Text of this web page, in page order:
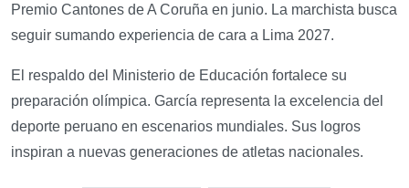
Premio Cantones de A Coruña en junio. La marchista busca
seguir sumando experiencia de cara a Lima 2027.
El respaldo del Ministerio de Educación fortalece su
preparación olímpica. García representa la excelencia del
deporte peruano en escenarios mundiales. Sus logros
inspiran a nuevas generaciones de atletas nacionales.